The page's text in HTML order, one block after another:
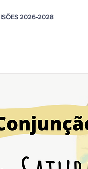
2026-2028